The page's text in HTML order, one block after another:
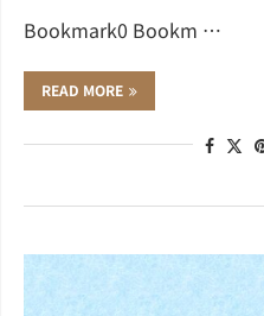
Bookmark0 Bookm …
READ MORE